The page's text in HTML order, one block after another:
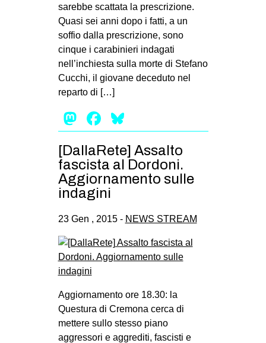
sarebbe scattata la prescrizione.
Quasi sei anni dopo i fatti, a un
soffio dalla prescrizione, sono
cinque i carabinieri indagati
nell’inchiesta sulla morte di Stefano
Cucchi, il giovane deceduto nel
reparto di […]
Mastodon
Facebook
[DallaRete] Assalto
fascista al Dordoni.
Aggiornamento sulle
indagini
23 Gen , 2015 - NEWS STREAM
Aggiornamento ore 18.30: la
Questura di Cremona cerca di
mettere sullo stesso piano
aggressori e aggrediti, fascisti e